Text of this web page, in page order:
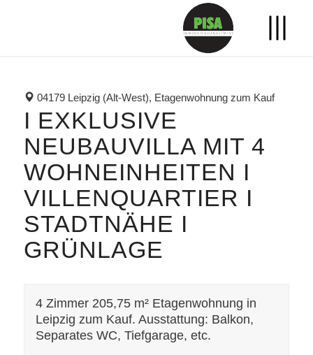
04179 Leipzig (Alt-West), Etagenwohnung zum Kauf
I EXKLUSIVE
NEUBAUVILLA MIT 4
WOHNEINHEITEN I
VILLENQUARTIER I
STADTNÄHE I
GRÜNLAGE
4 Zimmer 205,75 m² Etagenwohnung in
Leipzig zum Kauf. Ausstattung: Balkon,
Separates WC, Tiefgarage, etc.